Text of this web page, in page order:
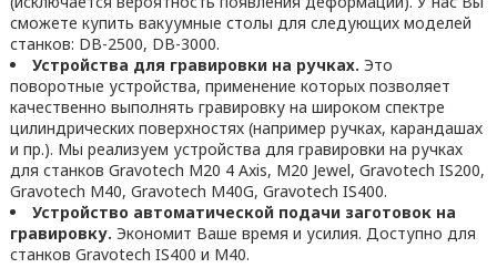
сможете купить вакуумные столы для следующих моделей
станков: DB-2500, DB-3000.
Устройства для гравировки на ручках. Это
поворотные устройства, применение которых позволяет
качественно выполнять гравировку на широком спектре
цилиндрических поверхностях (например ручках, карандашах
и пр.). Мы реализуем устройства для гравировки на ручках
для станков Gravotech M20 4 Axis, M20 Jewel, Gravotech IS200,
Gravotech M40, Gravotech M40G, Gravotech IS400.
Устройство автоматической подачи заготовок на
гравировку. Экономит Ваше время и усилия. Доступно для
станков Gravotech IS400 и M40.